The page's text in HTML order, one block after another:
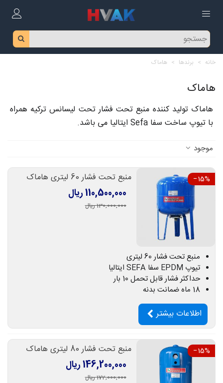
خانه > برندها > هاماک
هاماک
هاماک تولید کننده منبع تحت فشار تحت لیسانس ترکیه همراه
با تیوپ ساخت سفا Sefa ایتالیا می باشد.
موجود
‎−15% منبع تحت فشار 60 لیتری هاماک
110,500,000 ریال
130,000,000 ریال
منبع تحت فشار 60 لیتری
تیوپ EPDM سفا SEFA ایتالیا
حداکثر فشار قابل تحمل 10 بار
18 ماه ضمانت بدنه
اطلاعات بیشتر
‎−15% منبع تحت فشار 80 لیتری هاماک
146,200,000 ریال
172,000,000 ریال